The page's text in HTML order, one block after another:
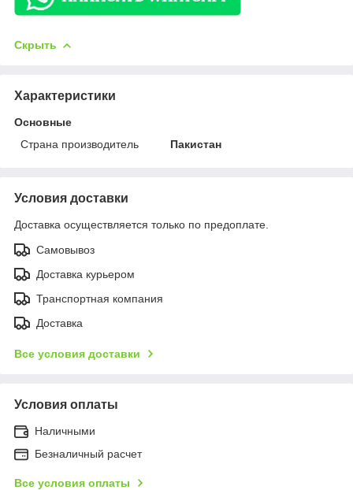
Скрыть
Характеристики
Основные
Страна производитель
Пакистан
Условия доставки
Доставка осуществляется только по предоплате.
Самовывоз
Доставка курьером
Транспортная компания
Доставка
Все условия доставки
Условия оплаты
Наличными
Безналичный расчет
Все условия оплаты